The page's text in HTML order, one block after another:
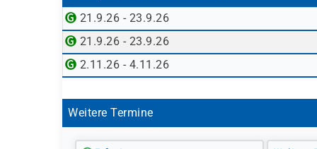
21.9.26 - 23.9.26
21.9.26 - 23.9.26
2.11.26 - 4.11.26
Weitere Termine